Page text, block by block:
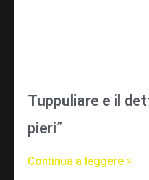
Tuppuliare e il
pieri”
Continua a leggere »